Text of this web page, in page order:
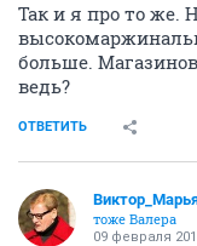
Так и я про то же.
больше.
ведь?
ОТВЕТИТЬ
тоже Валера
09 февраля